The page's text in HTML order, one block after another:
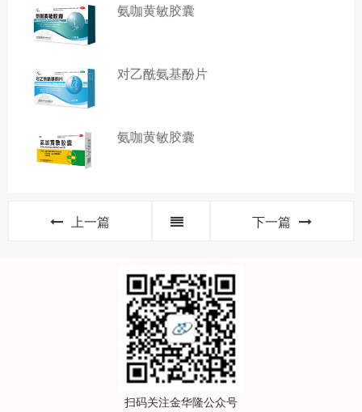
氨咖黄敏胶囊
对乙酰氨基酚片
氨咖黄敏胶囊
上一篇 下一篇
扫码关注金华隆公众号